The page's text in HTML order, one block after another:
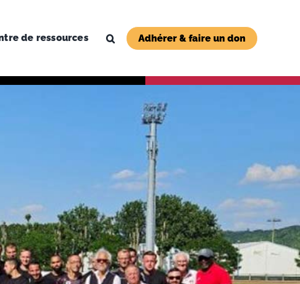
de ressources Adhérer & faire un don